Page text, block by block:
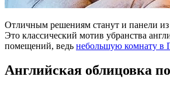
Отличным решениям станут и панели из
Это классический мотив убранства
помещений, ведь небольшую комнату в
Английская облицовка